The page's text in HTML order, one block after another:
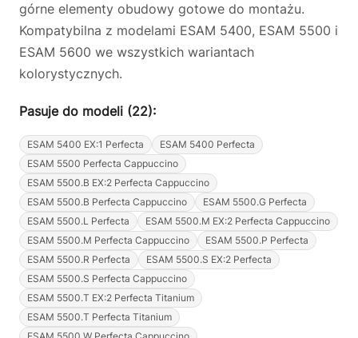
górne elementy obudowy gotowe do montażu.
Kompatybilna z modelami ESAM 5400, ESAM 5500 i
ESAM 5600 we wszystkich wariantach
kolorystycznych.
Pasuje do modeli (22):
ESAM 5400 EX:1 Perfecta
ESAM 5400 Perfecta
ESAM 5500 Perfecta Cappuccino
ESAM 5500.B EX:2 Perfecta Cappuccino
ESAM 5500.B Perfecta Cappuccino
ESAM 5500.G Perfecta
ESAM 5500.L Perfecta
ESAM 5500.M EX:2 Perfecta Cappuccino
ESAM 5500.M Perfecta Cappuccino
ESAM 5500.P Perfecta
ESAM 5500.R Perfecta
ESAM 5500.S EX:2 Perfecta
ESAM 5500.S Perfecta Cappuccino
ESAM 5500.T EX:2 Perfecta Titanium
ESAM 5500.T Perfecta Titanium